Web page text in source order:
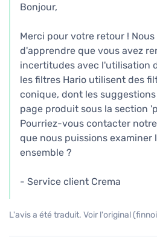
Bonjour,
Merci pour votre retour !
d'apprendre que vous avez
incertitudes avec l'utilisation
les filtres Hario utilisent des
conique, dont les
page produit sous la section
Pourriez-vous contacter
que nous puissions examiner
ensemble ?
- Service client Crema
L'avis a été traduit. Voir l'original